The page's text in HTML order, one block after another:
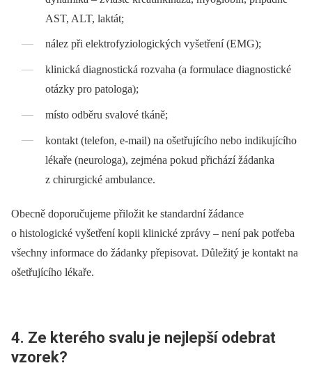
AST, ALT, laktát;
nález při elektrofyziologických vyšetření (EMG);
klinická diagnostická rozvaha (a formulace diagnostické
otázky pro patologa);
místo odběru svalové tkáně;
kontakt (telefon, e-mail) na ošetřujícího nebo indikujícího
lékaře (neurologa), zejména pokud přichází žádanka
z chirurgické ambulance.
Obecně doporučujeme přiložit ke standardní žádance
o histologické vyšetření kopii klinické zprávy –⁠ není pak potřeba
všechny informace do žádanky přepisovat. Důležitý je kontakt na
ošetřujícího lékaře.
4. Ze kterého svalu je nejlepší odebrat
vzorek?